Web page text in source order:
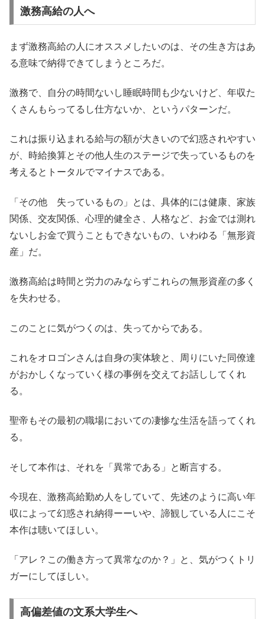
激務高給の人へ
まず激務高給の人にオススメしたいのは、その生き方はあ
る意味で納得できてしまうところだ。
激務で、自分の時間ないし睡眠時間も少ないけど、年収た
くさんもらってるし仕方ないか、というパターンだ。
これは振り込まれる給与の額が大きいので幻惑されやすい
が、時給換算とその他人生のステージで失っているものを
考えるとトータルでマイナスである。
「その他 失っているもの」とは、具体的には健康、家族
関係、交友関係、心理的健全さ、人格など、お金では測れ
ないしお金で買うこともできないもの、いわゆる「無形資
産」だ。
激務高給は時間と労力のみならずこれらの無形資産の多く
を失わせる。
このことに気がつくのは、失ってからである。
これをオロゴンさんは自身の実体験と、周りにいた同僚達
がおかしくなっていく様の事例を交えてお話ししてくれ
る。
聖帝もその最初の職場においての凄惨な生活を語ってくれ
る。
そして本作は、それを「異常である」と断言する。
今現在、激務高給勤め人をしていて、先述のように高い年
収によって幻惑され納得ーーいや、諦観している人にこそ
本作は聴いてほしい。
「アレ？この働き方って異常なのか？」と、気がつくトリ
ガーにしてほしい。
高偏差値の文系大学生へ